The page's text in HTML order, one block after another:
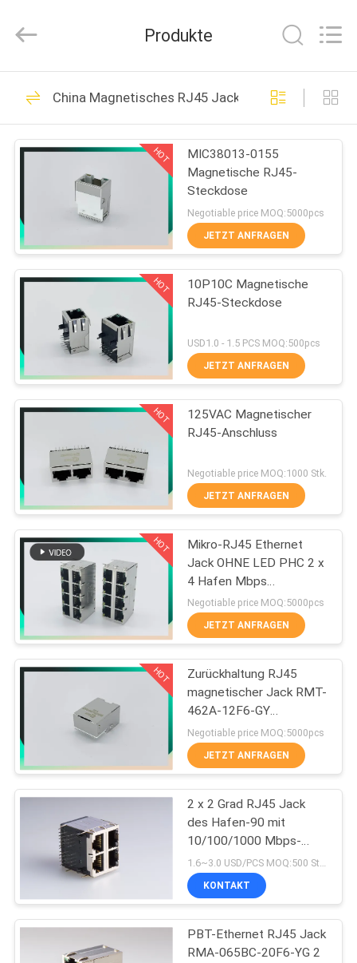
HAUS
PRODUKTE
UNS
FABRIK-
QUALITÄTSKONTROLLE
TRETEN
SIE
UNS
IN
VERBINDUNG
SHOW
SITEMAP
PRIVACY
POLICY
Reserved.
rj45 modularer Jack
82
RJ45 Ethernet Jack
34
Magnetisches RJ45
Jack
RJ11 RJ45 Jack
21
90 Grad rj45
16
25
Produkte
China Magnetisches RJ45 Jack
HOT
MIC38013-0155
Magnetische RJ45-
Steckdose
Negotiable price MOQ:5000pcs
JETZT ANFRAGEN
HOT
10P10C Magnetische
RJ45-Steckdose
USD1.0 - 1.5 PCS MOQ:500pcs
JETZT ANFRAGEN
HOT
125VAC Magnetischer
RJ45-Anschluss
Negotiable price MOQ:1000 Stk.
JETZT ANFRAGEN
HOT
Mikro-RJ45 Ethernet
Jack OHNE LED PHC 2 x
4 Hafen Mbps
10/100/1000
Negotiable price MOQ:5000pcs
JETZT ANFRAGEN
HOT
Zurückhaltung RJ45
magnetischer Jack RMT-
462A-12F6-GY
MIC3801D-5166
Negotiable price MOQ:5000pcs
JETZT ANFRAGEN
2 x 2 Grad RJ45 Jack
des Hafen-90 mit
10/100/1000 Mbps-
Transformator
KONTAKT
PBT-Ethernet RJ45 Jack
RMA-065BC-20F6-YG 2